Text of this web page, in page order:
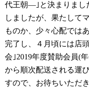
代王朝―｣と決まりまし
しましたが、果たして
ものか、少々心配では
完了し、４月頃には店
会｣2019年度賛助会員(
から順次配送される運
すので、お待ちいただ